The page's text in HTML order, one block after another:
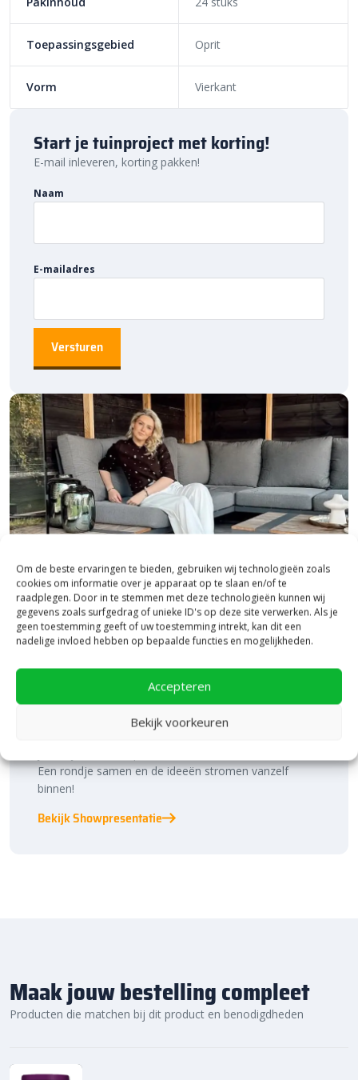
Om de beste ervaringen te bieden, gebruiken wij technologieën zoals
cookies om informatie over je apparaat op te slaan en/of te
raadplegen. Door in te stemmen met deze technologieën kunnen wij
gegevens zoals surfgedrag of unieke ID's op deze site verwerken. Als je
geen toestemming geeft of uw toestemming intrekt, kan dit een
nadelige invloed hebben op bepaalde functies en mogelijkheden.
Accepteren
Bekijk voorkeuren
Toepassingsgebied Oprit
Vorm Vierkant
Start je tuinproject met korting!
E-mail inleveren, korting pakken!
Naam
E-mailadres
Bezoek onze vestiging in Heerde,
inspiratie binnen én buiten!
binnen én buiten. Hier ontdek je de nieuwste
bestratingstrends, zie je materialen in het echt en krijg
Een rondje samen en de ideeën stromen vanzelf
binnen!
Bekijk Showpresentatie
Maak jouw bestelling compleet
Producten die matchen bij dit product en benodigdheden